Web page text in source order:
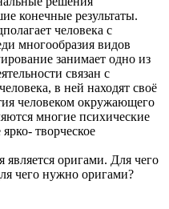
конечные результаты.
человека с
многообразия видов
занимает одно из
связан с
в ней находят своё
человеком окружающего
многие психические
творческое
оригами. Для чего
чего нужно оригами?